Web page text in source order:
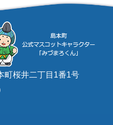
町桜井二丁目1番1号